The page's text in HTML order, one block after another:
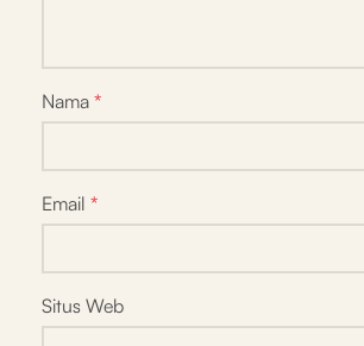
Nama *
Email *
Situs Web